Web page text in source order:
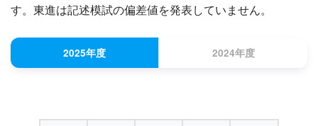
す。東進は記述模試の偏差値を発表していません。
2025年度 2024年度